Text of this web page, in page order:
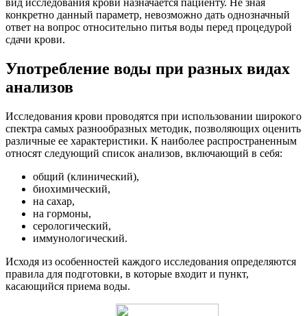
вид исследования крови назначается пациенту. Не зная
конкретно данный параметр, невозможно дать однозначный
ответ на вопрос относительно питья воды перед процедурой
сдачи крови.
Употребление воды при разных видах
анализов
Исследования крови проводятся при использовании широкого
спектра самых разнообразных методик, позволяющих оценить
различные ее характеристики. К наиболее распространенным
относят следующий список анализов, включающий в себя:
общий (клинический),
биохимический,
на сахар,
на гормоны,
серологический,
иммунологический.
Исходя из особенностей каждого исследования определяются
правила для подготовки, в которые входит и пункт,
касающийся приема воды.